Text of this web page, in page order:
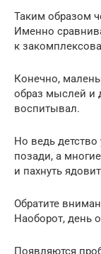
Таким образом
Именно
к
Конечно,
образ мыслей и
воспитывал.
Но ведь
позади, а
и пахнуть
Обратите
Наоборот, день
Появляются